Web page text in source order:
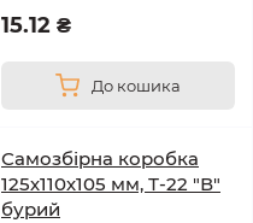
15.12 ₴
До кошика
Самозбірна коробка
125х110х105 мм, Т-22 "В"
бурий